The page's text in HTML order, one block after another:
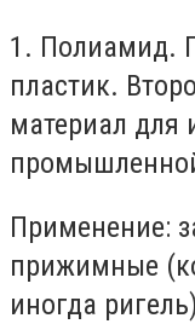
1. Полиамид.
пластик.
материал для
Применение:
прижимные
иногда